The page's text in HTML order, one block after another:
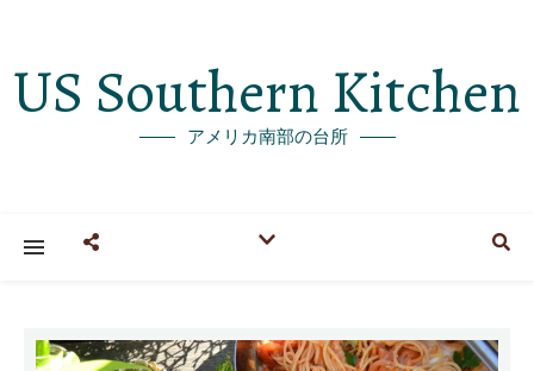
US Southern Kitchen
アメリカ南部の台所